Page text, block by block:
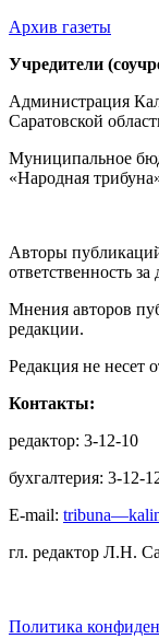
Архив газеты
Учредители
Администрация
Саратовской
Муниципальное
«Народная
Авторы
ответственность
Мнения авторов
редакции.
Редакция не несет
Контакты:
редактор: 3-12-10
бухгалтерия: 3-12-
E-mail:
гл. редактор Л.Н.
Политика